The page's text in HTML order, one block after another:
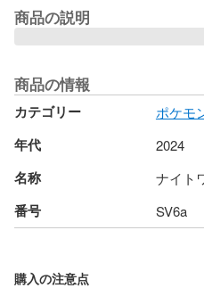
商品の説明
商品の情報
カテゴリー ポケモ
年代 2024
名称 ナイト
番号 SV6a
購入の注意点